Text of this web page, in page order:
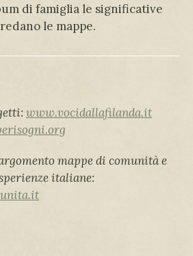
di famiglia le significative
le mappe.
www.vocidallafilanda.it
mappe di comunità e
italiane: